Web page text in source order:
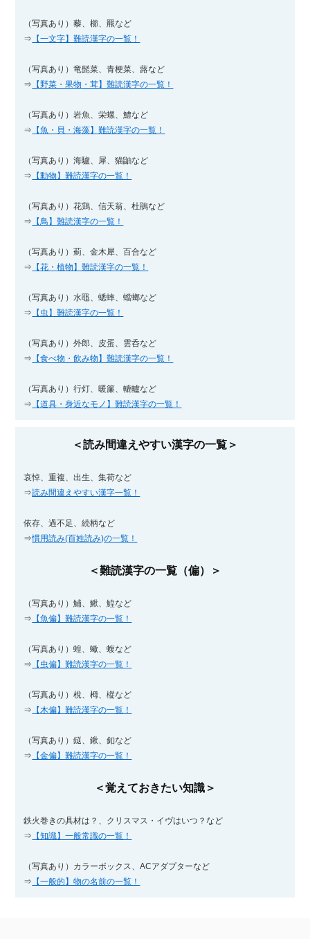
（写真あり）藜、櫛、羆など
⇒
【一文字】難読漢字の一覧！
（写真あり）竜髭菜、青梗菜、蕗など
⇒
【野菜・果物・茸】難読漢字の一覧！
（写真あり）岩魚、栄螺、鱧など
⇒
【魚・貝・海藻】難読漢字の一覧！
（写真あり）海驢、犀、猫鼬など
⇒
【動物】難読漢字の一覧！
（写真あり）花鶏、信天翁、杜鵑など
⇒
【鳥】難読漢字の一覧！
（写真あり）薊、金木犀、百合など
⇒
【花・植物】難読漢字の一覧！
（写真あり）水黽、蟋蟀、蟷螂など
⇒
【虫】難読漢字の一覧！
（写真あり）外郎、皮蛋、雲呑など
⇒
【食べ物・飲み物】難読漢字の一覧！
（写真あり）行灯、暖簾、轆轤など
⇒
【道具・身近なモノ】難読漢字の一覧！
＜読み間違えやすい漢字の一覧＞
哀悼、重複、出生、集荷など
⇒読み間違えやすい漢字一覧！
依存、過不足、続柄など
⇒慣用読み(百姓読み)の一覧！
＜難読漢字の一覧（偏）＞
（写真あり）鯆、鰍、鰉など
⇒
【魚偏】難読漢字の一覧！
（写真あり）蝗、蠍、蝮など
⇒
【虫偏】難読漢字の一覧！
（写真あり）梲、栂、樅など
⇒
【木偏】難読漢字の一覧！
（写真あり）鎹、鍬、釦など
⇒
【金偏】難読漢字の一覧！
＜覚えておきたい知識＞
鉄火巻きの具材は？、クリスマス・イヴはいつ？など
⇒
【知識】一般常識の一覧！
（写真あり）カラーボックス、ACアダプターなど
⇒
【一般的】物の名前の一覧！